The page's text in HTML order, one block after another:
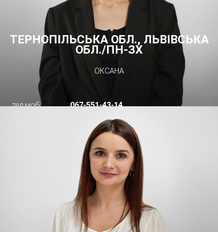
ТЕРНОПІЛЬСЬКА ОБЛ., ЛЬВІВСЬКА
ОБЛ./ПН-ЗХ
ОКСАНА
тел.моб.: 067-551-43-14